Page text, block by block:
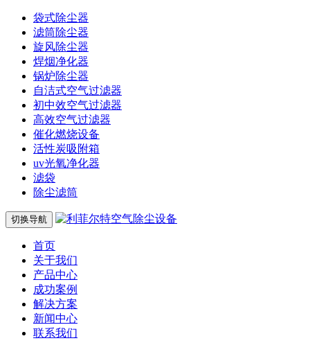
袋式除尘器
滤筒除尘器
旋风除尘器
焊烟净化器
锅炉除尘器
自洁式空气过滤器
初中效空气过滤器
高效空气过滤器
催化燃烧设备
活性炭吸附箱
uv光氧净化器
滤袋
除尘滤筒
切换导航
首页
关于我们
产品中心
成功案例
解决方案
新闻中心
联系我们